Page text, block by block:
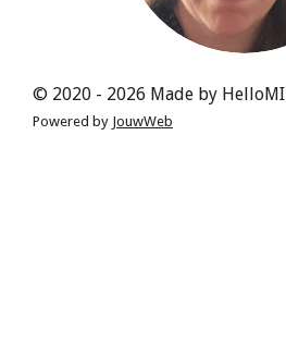
© 2020 - 2026 Made by HelloMI
Powered by JouwWeb